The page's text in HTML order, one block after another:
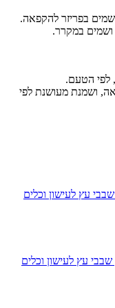
בפריזר להקפאה.
במקרר.
לפי הטעם.
50 מ"ל וודקה, 50 מ"ל קלואה, ושמנת מעושנת לפי